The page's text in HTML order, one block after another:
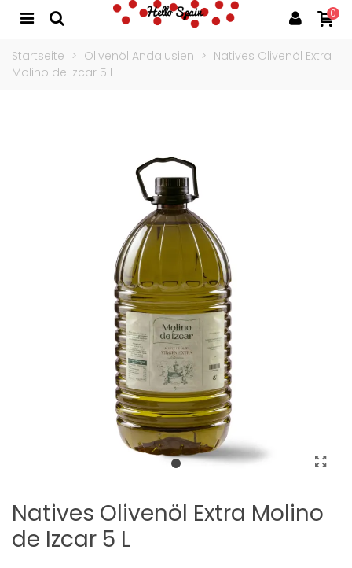
0
Startseite > Olivenöl Andalusien > Natives Olivenöl Extra
Molino de Izcar 5 L
Natives Olivenöl Extra Molino
de Izcar 5 L